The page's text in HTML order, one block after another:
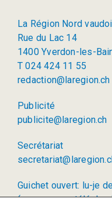
La Région Nord
Rue du Lac 14
1400 Yverdon-les-
T 024 424 11 55
redaction@laregion.ch
Publicité
publicite@laregion.ch
Secrétariat
Guichet ouvert: lu-je
(permanence